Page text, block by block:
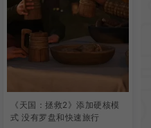
《天国：拯救2》添加硬核模
式 没有罗盘和快速旅行